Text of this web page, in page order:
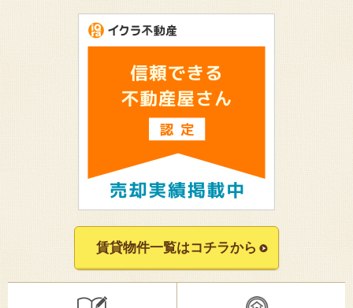
賃貸物件一覧はコチラから